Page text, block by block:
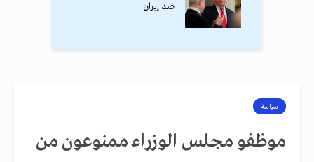
ضد إيران
سياسة
موظفو مجلس الوزراء ممنوعون من